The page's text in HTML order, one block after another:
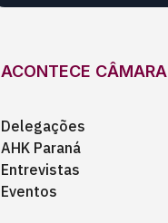
ACONTECE CÂMARA
Delegações
AHK Paraná
Entrevistas
Eventos